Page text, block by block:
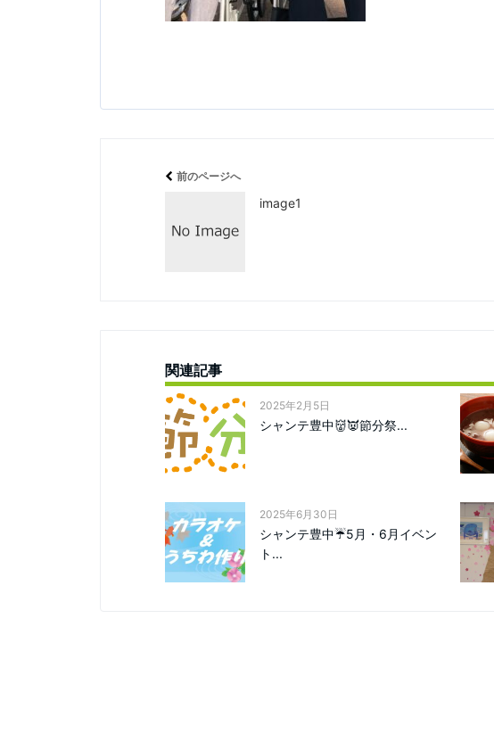
前のページへ
image1
関連記事
2025年2月5日
シャンテ豊中👹👿節分祭...
2025年6月30日
シャンテ豊中☔5月・6月イベン
ト...